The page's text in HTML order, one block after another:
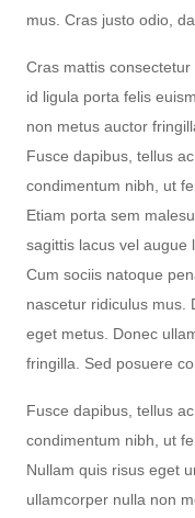
mus. Cras justo odio,
Cras mattis
id ligula porta felis
non metus auctor
Fusce dapibus, tellus
condimentum nibh, ut
Etiam porta sem
sagittis lacus vel augue
Cum sociis natoque
nascetur ridiculus mus.
eget metus. Donec
fringilla. Sed posuere
Fusce dapibus, tellus
condimentum nibh, ut
Nullam quis risus eget
ullamcorper nulla non